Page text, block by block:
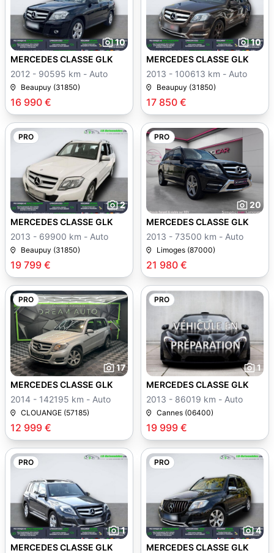
10
16 990 €
MERCEDES CLASSE GLK
2012 - 90595 km - Auto
Beaupuy (31850)
10
17 850 €
MERCEDES CLASSE GLK
2013 - 100613 km - Auto
Beaupuy (31850)
PRO
2
19 799 €
MERCEDES CLASSE GLK
2013 - 69900 km - Auto
Beaupuy (31850)
PRO
20
21 980 €
MERCEDES CLASSE GLK
2013 - 73500 km - Auto
Limoges (87000)
PRO
17
12 999 €
MERCEDES CLASSE GLK
2014 - 142195 km - Auto
CLOUANGE (57185)
PRO
1
19 999 €
MERCEDES CLASSE GLK
2013 - 86019 km - Auto
Cannes (06400)
PRO
1
MERCEDES CLASSE GLK
PRO
4
MERCEDES CLASSE GLK